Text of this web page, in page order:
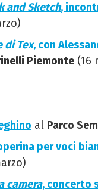
and Sketch,
di Tex, con
Piemonte (16
al Parco
per voci
camera, concerto